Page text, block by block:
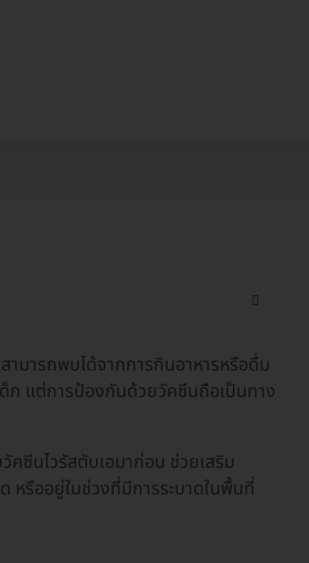
มารถพบได้จากการกินอาหารหรือดื่ม
ด็ก แต่การป้องกันด้วยวัคซีนถือเป็นทาง
คซีนไวรัสตับเอมาก่อน ช่วยเสริม
หรืออยู่ในช่วงที่มีการระบาดในพื้นที่